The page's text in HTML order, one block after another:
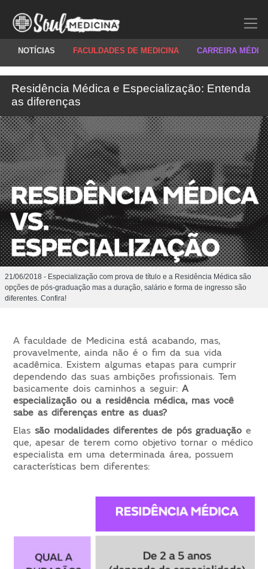
NOTÍCIAS FACULDADES DE MEDICINA CARREIRA
Residência Médica e Especialização: Entenda
as diferenças
21/06/2018 - Especialização com prova de título e a Residência Médica são
opções de pós-graduação mas a duração, salário e forma de ingresso são
diferentes. Confira!
A faculdade de Medicina está acabando, mas,
provavelmente, ainda não é o fim da sua vida
acadêmica. Existem algumas etapas para cumprir
dependendo das suas ambições profissionais. Tem
basicamente dois caminhos a seguir:A
especialização ou a residência médica, mas você
sabe as diferenças entre as duas?
Elassão modalidades diferentes de pós graduação e
que, apesar de terem como objetivo tornar o médico
especialista em uma determinada área, possuem
características bem diferentes: